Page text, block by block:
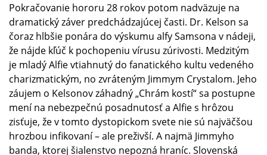
Pokračovanie hororu 28 rokov potom nadväzuje na
dramatický záver predchádzajúcej časti. Dr. Kelson sa
čoraz hlbšie ponára do výskumu alfy Samsona v nádeji,
že nájde kľúč k pochopeniu vírusu zúrivosti. Medzitým
je mladý Alfie vtiahnutý do fanatického kultu vedeného
charizmatickým, no zvráteným Jimmym Crystalom. Jeho
záujem o Kelsonov záhadný „Chrám kostí“ sa postupne
mení na nebezpečnú posadnutosť a Alfie s hrôzou
zisťuje, že v tomto dystopickom svete nie sú najväčšou
hrozbou infikovaní – ale preživší. A najmä Jimmyho
banda, ktorej šialenstvo nepozná hraníc. Slovenská